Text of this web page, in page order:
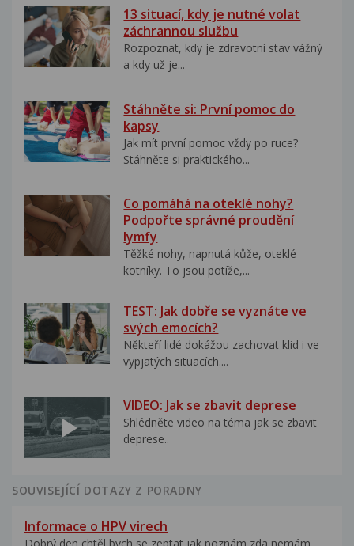
13 situací, kdy je nutné volat
záchrannou službu
Rozpoznat, kdy je zdravotní stav vážný
a kdy už je...
Stáhněte si: První pomoc do
kapsy
Jak mít první pomoc vždy po ruce?
Stáhněte si praktického...
Co pomáhá na oteklé nohy?
Podpořte správné proudění
lymfy
Těžké nohy, napnutá kůže, oteklé
kotníky. To jsou potíže,...
TEST: Jak dobře se vyznáte ve
svých emocích?
Někteří lidé dokážou zachovat klid i ve
vypjatých situacích....
VIDEO: Jak se zbavit deprese
Shlédněte video na téma jak se zbavit
deprese..
SOUVISEJÍCÍ DOTAZY Z PORADNY
Informace o HPV virech